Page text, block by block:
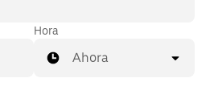
Hora
Ahora